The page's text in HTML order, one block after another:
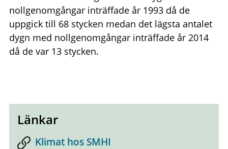
nollgenomgångar inträffade år 1993 då de
uppgick till 68 stycken medan det lägsta antalet
dygn med nollgenomgångar inträffade år 2014
då de var 13 stycken.
Länkar
Klimat hos SMHI